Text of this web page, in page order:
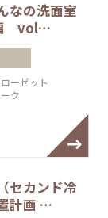
なの洗面室
編 vol…
ーゼット
ク
セカンド冷
計画 …